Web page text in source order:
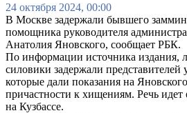
24 октября 2024, 00:00
В Москве задержали бывшего
помощника руководителя
Анатолия Яновского, сообщает РБК.
По информации источника издания,
силовики задержали представителей
которые дали показания на
причастности к хищениям. Речь идет
на Кузбассе.